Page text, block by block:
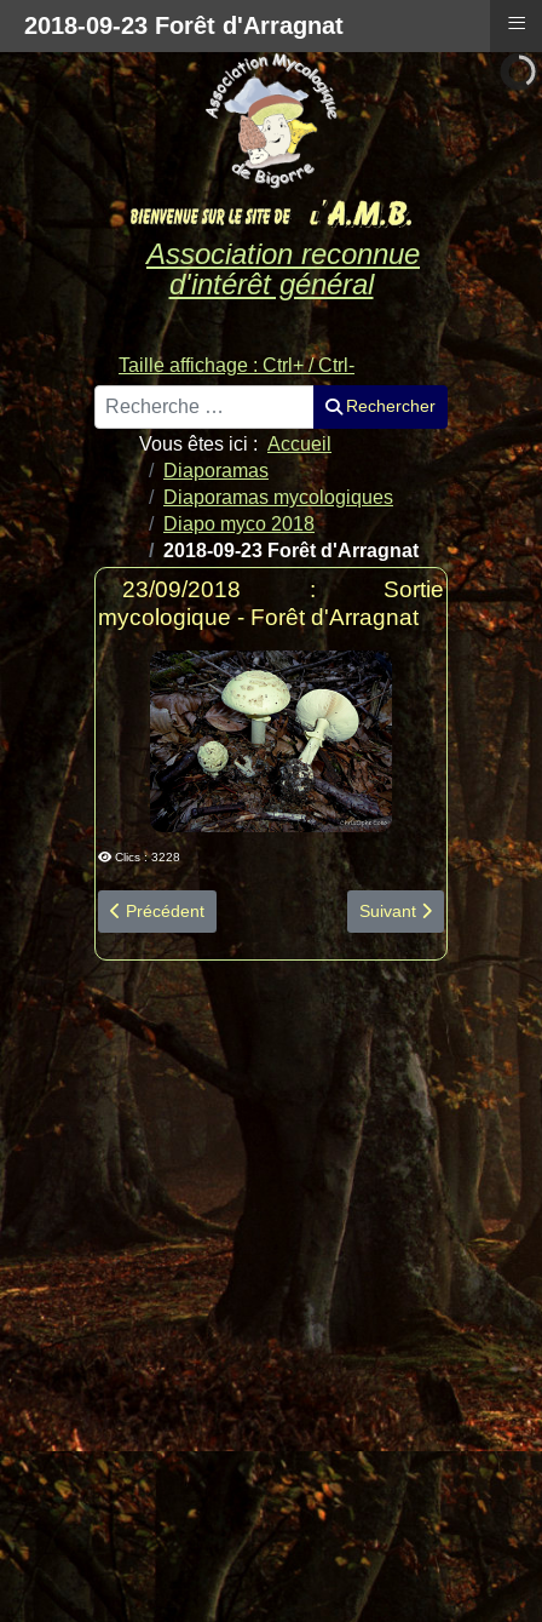
Association reconnue
d'intérêt général
Taille affichage : Ctrl+ / Ctrl-
Rechercher
Rechercher
Vous êtes ici : Accueil
Diaporamas
Diaporamas mycologiques
Diapo myco 2018
2018-09-23 Forêt d'Arragnat
23/09/2018 : Sortie
mycologique - Forêt d'Arragnat
Clics : 3228
Article précédent : 2018-10-14 Expo Séméac diapo salle
Précédent Article suivant : 2018-
Suivant
2018-09-23 Forêt d'Arragnat ≡